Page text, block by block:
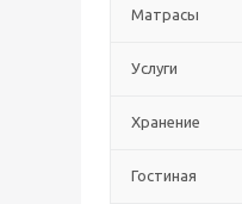
Матрасы
Услуги
Хранение
Гостиная